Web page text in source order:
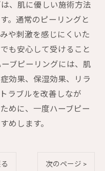
、肌に優しい施術方法
。通常のピーリングと
や刺激を感じにくいた
も安心して受けること
ブピーリングには、肌
効果、保湿効果、リラ
ラブルを改善しなが
めに、一度ハーブピー
めします。
次のページ >